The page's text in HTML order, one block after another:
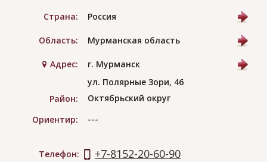
Страна: Россия
Область: Мурманская область
Адрес:
г. Мурманск
ул. Полярные Зори, 46
Район:
Октябрьский округ
Ориентир:
---
Телефон: +7-8152-20-60-90